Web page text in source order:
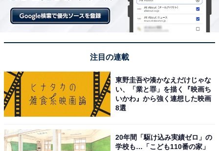
道の駅「長野市大岡特産センター」は犀川のほと
長野市
長野自動車道 安曇野ICから国道19号を北へ進んだ、旧大
岡村エリアにある「道の駅 長野市大岡特産センター」。
1993年の第1回道の駅登録時に選ばれた歴史ある施設
で、白壁に黒木のアクセントが映える三角屋根の建物が
注目の連載
東野圭吾や湊かなえだけじゃな
い、「業と罪」を描く『映画ち
いかわ』から強く連想した映画
8選
20年間「駆け込み実績ゼロ」の
学校も…「こども110番の家」